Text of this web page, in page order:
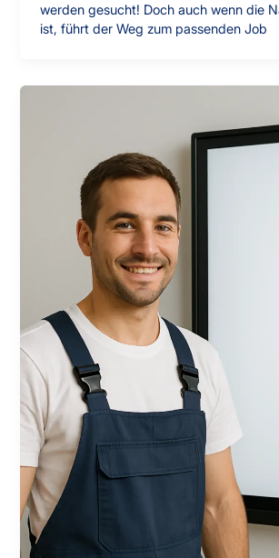
werden gesucht! Doch auch wenn die
ist, führt der Weg zum passenden Job